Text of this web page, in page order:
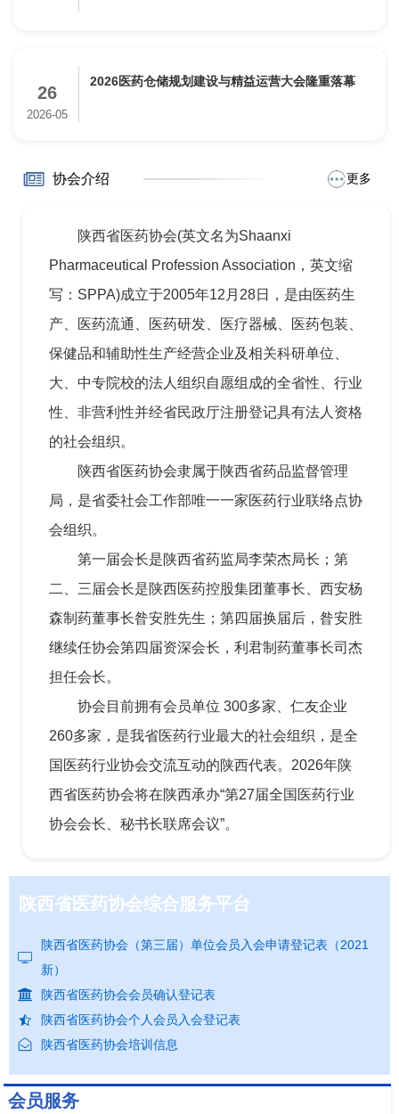
26
2026-05
2026医药仓储规划建设与精益运营大会隆重落幕
协会介绍 更多
陕西省医药协会(英文名为Shaanxi
Pharmaceutical Profession Association，英文缩
写：SPPA)成立于2005年12月28日，是由医药生
产、医药流通、医药研发、医疗器械、医药包装、
保健品和辅助性生产经营企业及相关科研单位、
大、中专院校的法人组织自愿组成的全省性、行业
性、非营利性并经省民政厅注册登记具有法人资格
的社会组织。
陕西省医药协会隶属于陕西省药品监督管理
局，是省委社会工作部唯一一家医药行业联络点协
会组织。
第一届会长是陕西省药监局李荣杰局长；第
二、三届会长是陕西医药控股集团董事长、西安杨
森制药董事长昝安胜先生；第四届换届后，昝安胜
继续任协会第四届资深会长，利君制药董事长司杰
担任会长。
协会目前拥有会员单位 300多家、仁友企业
260多家，是我省医药行业最大的社会组织，是全
国医药行业协会交流互动的陕西代表。2026年陕
西省医药协会将在陕西承办“第27届全国医药行业
协会会长、秘书长联席会议”。
陕西省医药协会综合服务平台
陕西省医药协会（第三届）单位会员入会申请登记表（2021
新）
陕西省医药协会会员确认登记表
陕西省医药协会个人会员入会登记表
陕西省医药协会培训信息
会员服务